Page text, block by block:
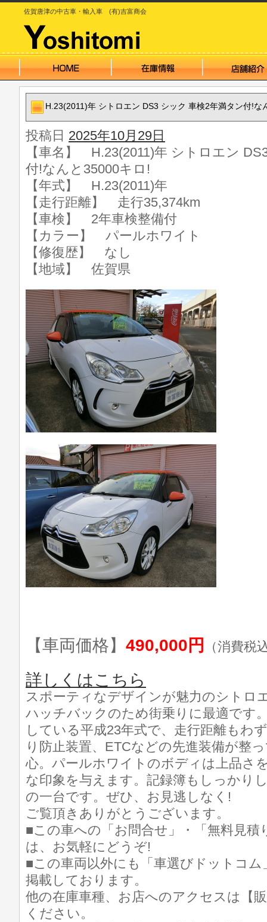
佐賀唐津の中古車・輸入車 (有)吉富商会
H.23(2011)年 シトロエン DS3 シック 車検2年満タン付!な
投稿日 2025年10月29日
【車名】 H.23(2011)年 シトロエン
付!なんと35000キロ!
【年式】 H.23(2011)年
【走行距離】 走行35,374km
【車検】 2年車検整備付
【カラー】 パールホワイト
【修復歴】 なし
【地域】 佐賀県
【車両価格】 490,000円 （消費税
詳しくはこちら
スポーティなデザインが魅力のシトロ
ハッチバックのため街乗りに最適です
している平成23年式で、走行距離もわ
り防止装置、ETCなどの先進装備が整
心。パールホワイトのボディは上品さ
な印象を与えます。記録簿もしっかり
の一台です。ぜひ、お見逃しなく!
ご覧頂きありがとうございます。
■この車への「お問合せ」・「無料見積
は、お気軽にどうぞ!
■この車両以外にも「車選びドットコ
掲載しております。
他の在庫車種、お店へのアクセスは【
ください。